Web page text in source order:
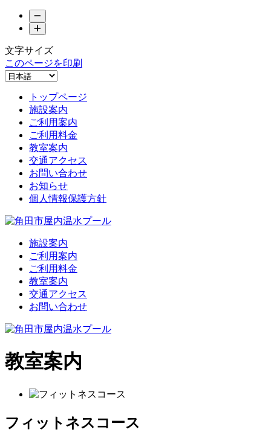
文字サイズ
このページを印刷
トップページ
施設案内
ご利用案内
ご利用料金
教室案内
交通アクセス
お問い合わせ
お知らせ
個人情報保護方針
施設案内
ご利用案内
ご利用料金
教室案内
交通アクセス
お問い合わせ
教室案内
フィットネスコース